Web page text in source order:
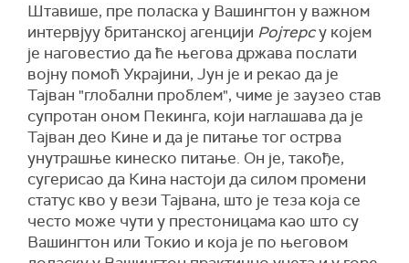
Штавише, пре поласка у Вашингтон у важном
интервјуу британској агенцији Ројтерсу којем
је наговестио да ће његова држава послати
војну помоћ Украјини, Јун је и рекао да је
Тајван "глобални проблем", чиме је заузео став
супротан оном Пекинга, који наглашава да је
Тајван део Кине и да је питање тог острва
унутрашње кинеско питање. Он је, такође,
сугерисао да Кина настоји да силом промени
статус кво у вези Тајвана, што је теза која се
често може чути у престоницама као што су
Вашингтон или Токио и која је по његовом